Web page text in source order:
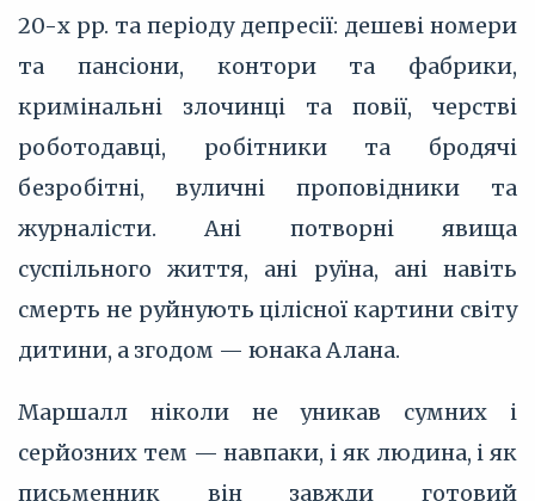
20-х pp. та періоду депресії: дешеві номери
та пансіони, контори та фабрики,
кримінальні злочинці та повії, черстві
роботодавці, робітники та бродячі
безробітні, вуличні проповідники та
журналісти. Ані потворні явища
суспільного життя, ані руїна, ані навіть
смерть не руйнують цілісної картини світу
дитини, а згодом — юнака Алана.
Маршалл ніколи не уникав сумних і
серйозних тем — навпаки, і як людина, і як
письменник він завжди готовий